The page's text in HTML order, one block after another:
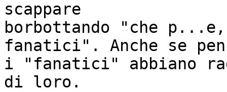
scappare
borbottando "che
fanatici". Anche se
i "fanatici" abbiano
di loro.